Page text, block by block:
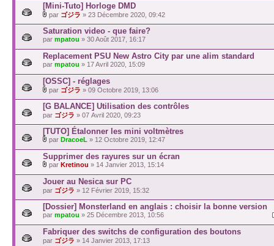
[Mini-Tuto] Horloge DMD
par ゴジラ » 23 Décembre 2020, 09:42
Saturation video - que faire?
par mpatou » 30 Août 2017, 16:17
Replacement PSU New Astro City par une alim standard
par mpatou » 17 Avril 2020, 15:09
[OSSC] - réglages
par ゴジラ » 09 Octobre 2019, 13:06
[G BALANCE] Utilisation des contrôles
par ゴジラ » 07 Avril 2020, 09:23
[TUTO] Étalonner les mini voltmètres
par DracoeL » 12 Octobre 2019, 12:47
Supprimer des rayures sur un écran
par Kretinou » 14 Janvier 2013, 15:14
Jouer au Nesica sur PC
par ゴジラ » 12 Février 2019, 15:32
[Dossier] Monsterland en anglais : choisir la bonne version
par mpatou » 25 Décembre 2013, 10:56
Fabriquer des switchs de configuration des boutons
par ゴジラ » 14 Janvier 2013, 17:13